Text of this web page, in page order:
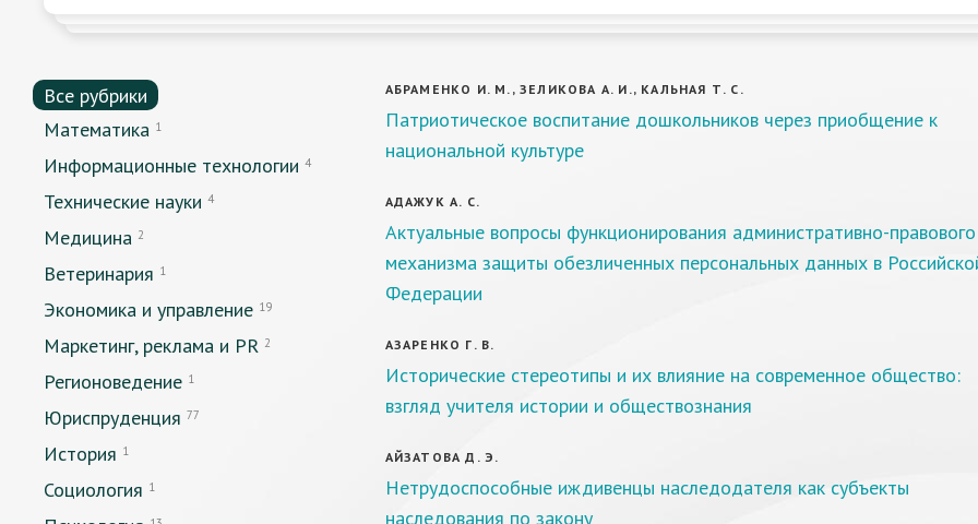
Все рубрики
Математика 1
Информационные технологии 4
Технические науки 4
Медицина 2
Ветеринария 1
Экономика и управление 19
Маркетинг, реклама и PR 2
Регионоведение 1
Юриспруденция 77
История 1
Социология 1
АБРАМЕНКО И. М., ЗЕЛИКОВА А. И., КАЛЬНАЯ Т. С.
Патриотическое воспитание дошкольников через приобщение к
национальной культуре
АДАЖУК А. С.
Актуальные вопросы функционирования административно-правового
механизма защиты обезличенных персональных данных в
Федерации
АЗАРЕНКО Г. В.
Исторические стереотипы и их влияние на современное общество:
взгляд учителя истории и обществознания
АЙЗАТОВА Д. Э.
Нетрудоспособные иждивенцы наследодателя как субъекты
наследования по закону